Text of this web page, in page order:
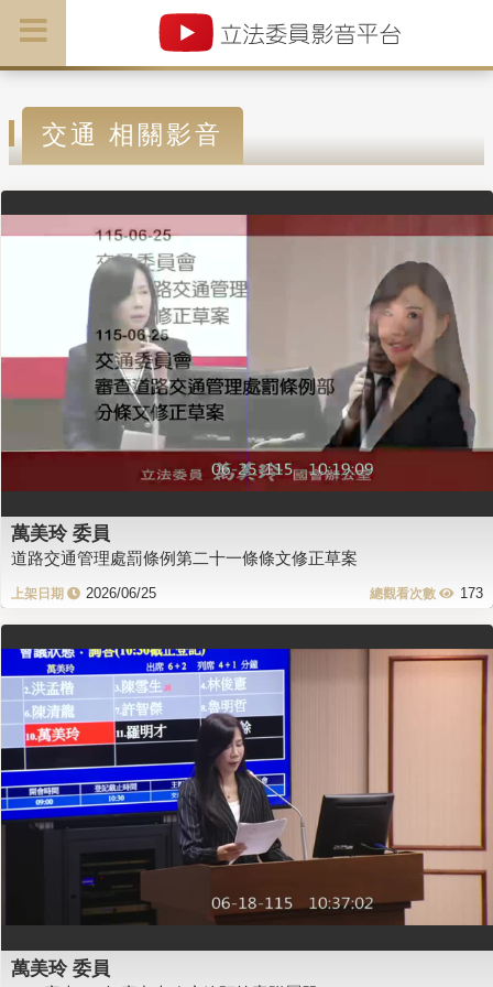
交通 相關影音
萬美玲 委員
道路交通管理處罰條例第二十一條條文修正草案
2026/06/25 173
萬美玲 委員